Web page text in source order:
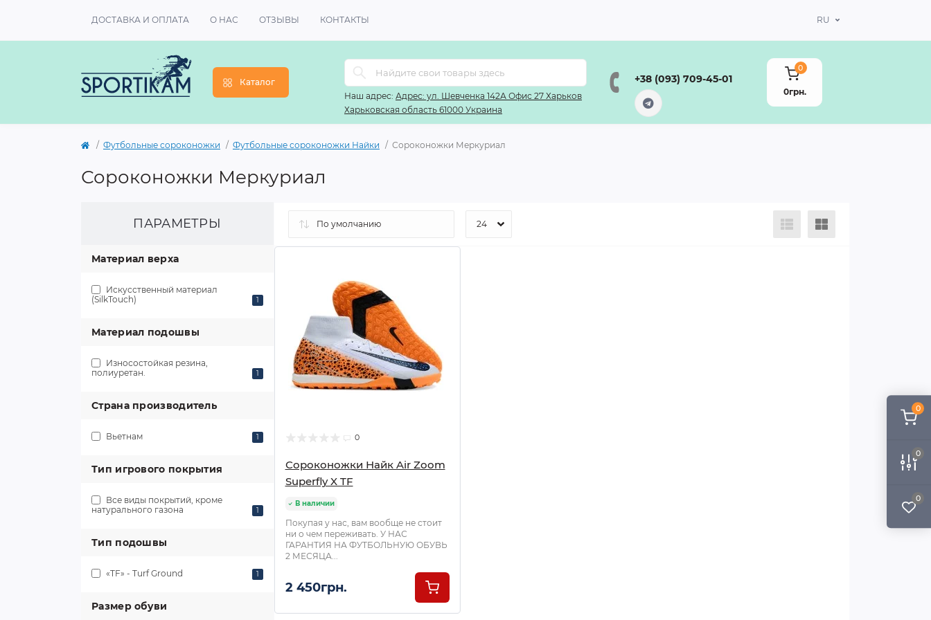
0
0
0
ДОСТАВКА И ОПЛАТА О НАС ОТЗЫВЫ КОНТАКТЫ RU
Каталог
Наш адрес: Адрес: ул. Шевченка 142А Офис 27 Харьков
Харьковская область 61000 Украина
+38 (093) 709-45-01
0
0грн.
Футбольные сороконожки Футбольные сороконожки Найки Сороконожки Меркуриал
Сороконожки Меркуриал
ПАРАМЕТРЫ
Материал верха
Искусственный материал
(SilkTouch)
1
Материал подошвы
Износостойкая резина,
полиуретан.
1
Страна производитель
Вьетнам 1
Тип игрового покрытия
Все виды покрытий, кроме
натурального газона
1
Тип подошвы
«TF» - Turf Ground 1
Размер обуви
0
Сороконожки Найк Air Zoom
Superfly X TF
В наличии
Покупая у нас, вам вообще не стоит
ни о чем переживать. У НАС
ГАРАНТИЯ НА ФУТБОЛЬНУЮ ОБУВЬ
2 МЕСЯЦА...
2 450грн.